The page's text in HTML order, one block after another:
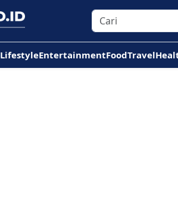
LifestyleEntertainmentFoodTravel